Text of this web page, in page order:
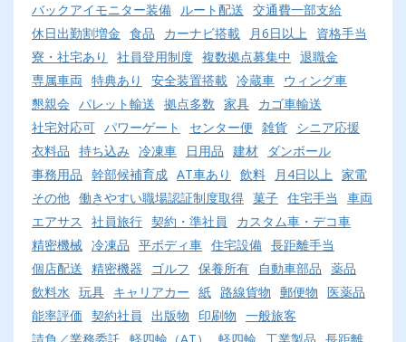
バックアイモニター装備 ルート配送 交通費一部支給
休日出勤割増金 食品 カーナビ搭載 月6日以上 資格手当
寮・社宅あり
社員登用制度 複数拠点募集中
退職金
専属車両 特典あり 安全装置搭載 冷蔵車 ウィング車
懇親会 パレット輸送 拠点多数 家具 カゴ車輸送
社宅対応可 パワーゲート センター便 雑貨 シニア応援
衣料品 持ち込み 冷凍車 日用品 建材
ダンボール
事務用品 幹部候補育成 AT車あり 飲料 月4日以上 家電
その他 働きやすい職場認証制度取得 菓子 住宅手当
車両
エアサス
社員旅行 契約・準社員
カスタム車・デコ車
精密機械 冷凍品 平ボディ車 住宅設備 長距離手当
個店配送 精密機器 ゴルフ 保養所有 自動車部品 薬品
飲料水 玩具 キャリアカー 紙 路線貨物 郵便物
医薬品
能率評価 契約社員 出版物 印刷物 一般旅客